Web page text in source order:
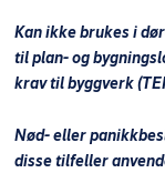
Kan ikke brukes i
til plan- og
krav til byggverk
Nød- eller
disse tilfeller